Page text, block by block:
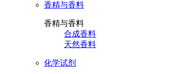
香精与香料
香精与香料
合成香料
天然香料
化学试剂